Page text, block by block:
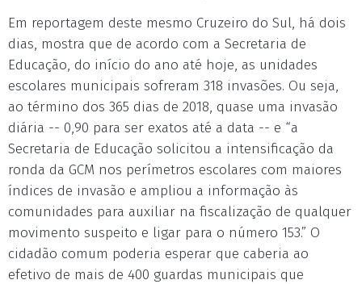
Em reportagem deste mesmo Cruzeiro do Sul, há dois
dias, mostra que de acordo com a Secretaria de
Educação, do início do ano até hoje, as unidades
escolares municipais sofreram 318 invasões. Ou seja,
ao término dos 365 dias de 2018, quase uma invasão
diária -- 0,90 para ser exatos até a data -- e “a
Secretaria de Educação solicitou a intensificação da
ronda da GCM nos perímetros escolares com maiores
índices de invasão e ampliou a informação às
comunidades para auxiliar na fiscalização de qualquer
movimento suspeito e ligar para o número 153.” O
cidadão comum poderia esperar que caberia ao
efetivo de mais de 400 guardas municipais que